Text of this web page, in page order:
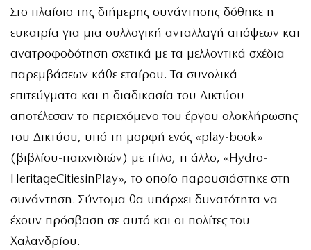
Στο πλαίσιο της διήμερης συνάντησης δόθηκε η
ευκαιρία για μια συλλογική ανταλλαγή απόψεων και
ανατροφοδότηση σχετικά με τα μελλοντικά σχέδια
παρεμβάσεων κάθε εταίρου. Τα συνολικά
επιτεύγματα και η διαδικασία του Δικτύου
αποτέλεσαν το περιεχόμενο του έργου ολοκλήρωσης
του Δικτύου, υπό τη μορφή ενός «play-book»
(βιβλίου-παιχνιδιών) με τίτλο, τι άλλο, «Hydro-
HeritageCitiesinPlay», το οποίο παρουσιάστηκε στη
συνάντηση. Σύντομα θα υπάρχει δυνατότητα να
έχουν πρόσβαση σε αυτό και οι πολίτες του
Χαλανδρίου.